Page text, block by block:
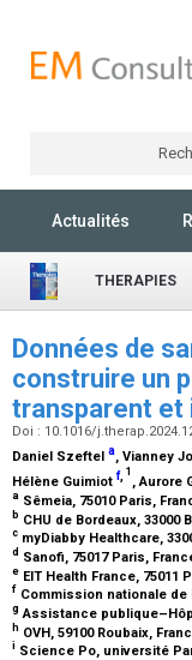
Actualités
THERAPIES
Données de
construire un
transparent et
Doi : 10.1016/
Daniel Szeftel a, Vianney
Hélène Guimiot f, 1
, Aurore
a Sêmeia, 75010 Paris,
b CHU de Bordeaux, 33000
c myDiabby Healthcare,
d Sanofi, 75017 Paris,
e EIT Health France, 75011
f Commission nationale de
g Assistance
h OVH, 59100 Roubaix,
i Science Po, université